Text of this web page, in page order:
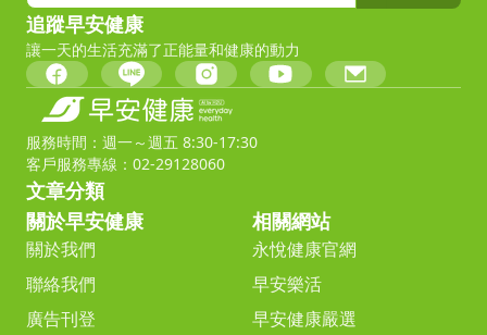
追蹤早安健康
讓一天的生活充滿了正能量和健康的動力
服務時間：週一～週五 8:30-17:30
客戶服務專線：02-29128060
文章分類
關於早安健康
關於我們
聯絡我們
廣告刊登
相關網站
永悅健康官網
早安樂活
早安健康嚴選